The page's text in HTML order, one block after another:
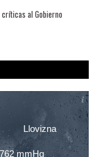
al Gobierno
Llovizna
762mmHg